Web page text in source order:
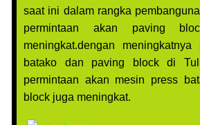
saat ini dalam rangka
permintaan akan paving
meningkat.dengan meningkatnya
batako dan paving block di
permintaan akan mesin press
block juga meningkat.